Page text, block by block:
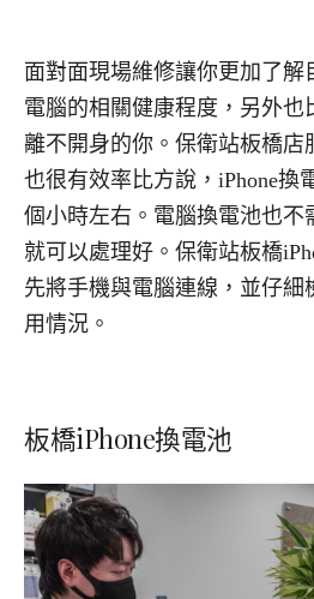
面對面現場維修讓你更加了解
電腦的相關健康程度，另外也
離不開身的你。保衛站板橋店
也很有效率比方說， iPhone換
個小時左右。電腦換電池也不
就可以處理好。保衛站板橋
先將手機與電腦連線，並仔細
用情況。
板橋iPhone換電池